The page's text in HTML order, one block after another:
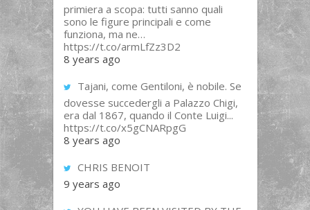
primiera a scopa: tutti sanno quali
sono le figure principali e come
funziona, ma ne…
https://t.co/armLfZz3D2
8 years ago
Tajani, come Gentiloni, è nobile. Se
dovesse succedergli a Palazzo Chigi,
era dal 1867, quando il Conte Luigi...
https://t.co/x5gCNARpgG
8 years ago
CHRIS BENOIT
9 years ago